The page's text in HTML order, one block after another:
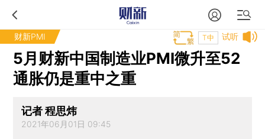
财新PMI 试听
T中
5月财新中国制造业PMI微升至52
通胀仍是重中之重
记者 程思炜
2021年06月01日 09:45